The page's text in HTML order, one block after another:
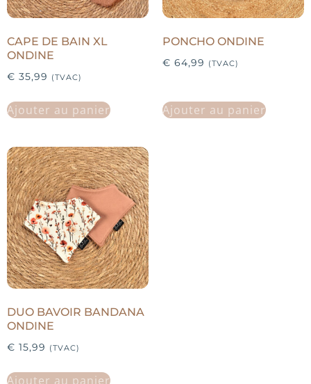
CAPE DE BAIN XL
ONDINE
€ 35,99 (TVAC)
Ajouter au panier
PONCHO ONDINE
€ 64,99 (TVAC)
Ajouter au panier
DUO BAVOIR BANDANA
ONDINE
€ 15,99 (TVAC)
Ajouter au panier